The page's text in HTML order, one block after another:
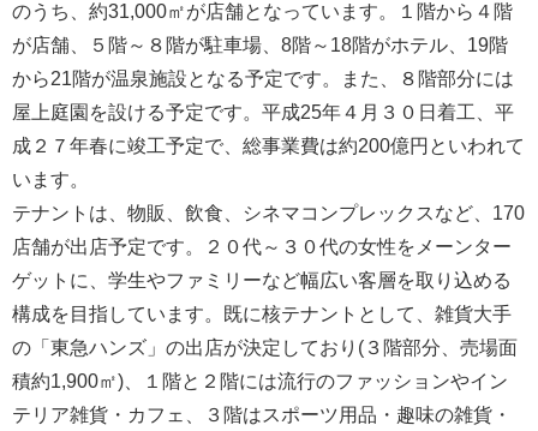
のうち、約31,000㎡が店舗となっています。１階から４階
が店舗、５階～８階が駐車場、8階～18階がホテル、19階
から21階が温泉施設となる予定です。また、８階部分には
屋上庭園を設ける予定です。平成25年４月３０日着工、平
成２７年春に竣工予定で、総事業費は約200億円といわれて
います。
テナントは、物販、飲食、シネマコンプレックスなど、170
店舗が出店予定です。２０代～３０代の女性をメーンター
ゲットに、学生やファミリーなど幅広い客層を取り込める
構成を目指しています。既に核テナントとして、雑貨大手
の「東急ハンズ」の出店が決定しており(３階部分、売場面
積約1,900㎡)、１階と２階には流行のファッションやイン
テリア雑貨・カフェ、３階はスポーツ用品・趣味の雑貨・